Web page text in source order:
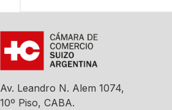
Av. Leandro N. Alem 1074,
10º Piso, CABA.